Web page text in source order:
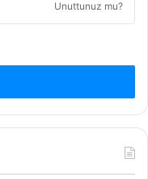
Unuttunuz mu?